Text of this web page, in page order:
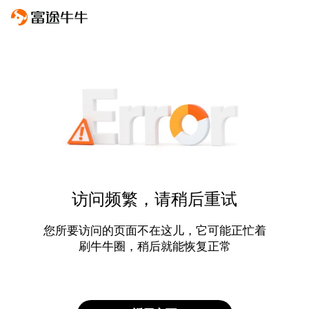
访问频繁，请稍后重试
您所要访问的页面不在这儿，它可能正忙着
刷牛牛圈，稍后就能恢复正常